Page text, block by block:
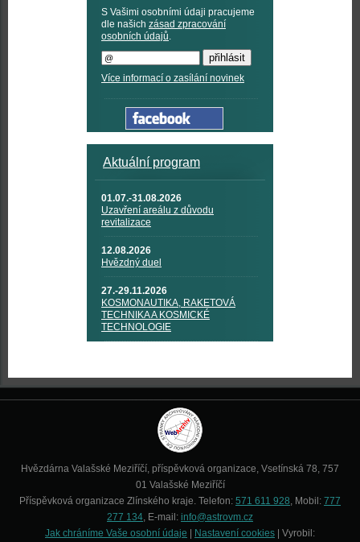
S Vašimi osobními údaji pracujeme
dle našich zásad zpracování
osobních údajů.
Více informací o zasílání novinek
Aktuální program
01.07.-31.08.2026
Uzavření areálu z důvodu
revitalizace
12.08.2026
Hvězdný duel
27.-29.11.2026
KOSMONAUTIKA, RAKETOVÁ
TECHNIKA A KOSMICKÉ
TECHNOLOGIE
Hvězdárna Valašské Meziříčí, příspěvková organizace, Vsetínská 78, 757
01 Valašské Meziříčí
Příspěvková organizace Zlínského kraje. Telefon: 571 611 928, Mobil: 777
277 134, E-mail: info@astrovm.cz
Jak chráníme Vaše osobní údaje
Nastavení cookies | Vyrobil: